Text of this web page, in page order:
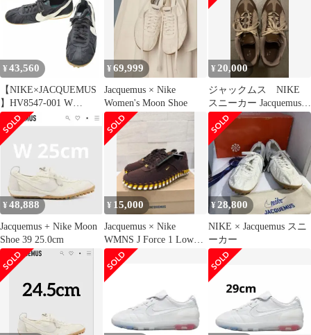
¥ 43,560
【NIKE×JACQUEMUS
】HV8547-001 W
MOON SHOE SPスニー
カー
¥69,999
Jacquemus × Nike
Women's Moon Shoe
¥ 20,000
ジャックムス NIKE
スニーカー Jacquemus ×
Nike
¥48,888
Jacquemus + Nike Moon
Shoe 39 25.0cm
¥ 15,000
Jacquemus × Nike
WMNS J Force 1 Low
LX
¥28,800
NIKE × Jacquemus スニ
ーカー